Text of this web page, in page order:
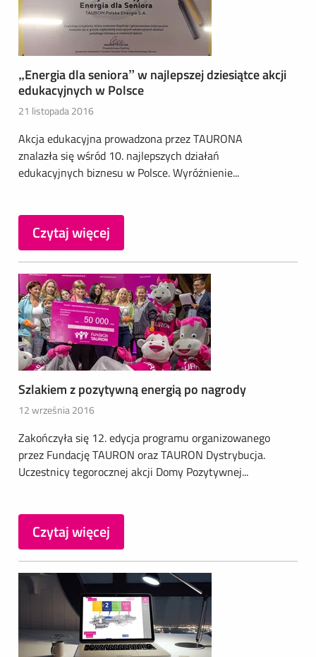
„Energia dla seniora” w najlepszej dziesiątce akcji
edukacyjnych w Polsce
21 listopada 2016
Akcja edukacyjna prowadzona przez TAURONA
znalazła się wśród 10. najlepszych działań
edukacyjnych biznesu w Polsce. Wyróżnienie...
Czytaj więcej
Szlakiem z pozytywną energią po nagrody
12 września 2016
Zakończyła się 12. edycja programu organizowanego
przez Fundację TAURON oraz TAURON Dystrybucja.
Uczestnicy tegorocznej akcji Domy Pozytywnej...
Czytaj więcej